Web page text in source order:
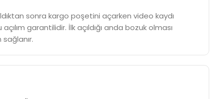
sonra kargo poşetini açarken video kaydı
garantilidir. İlk açıldığı anda bozuk olması